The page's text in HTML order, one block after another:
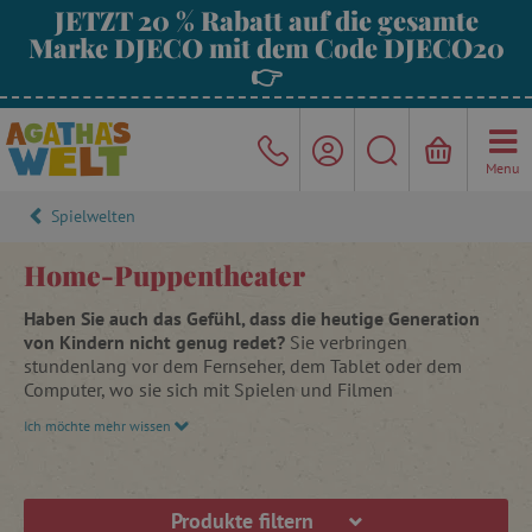
JETZT 20 % Rabatt auf die gesamte
Marke DJECO mit dem Code DJECO20
👉
Menu
Spielwelten
Home-Puppentheater
Haben Sie auch das Gefühl, dass die heutige Generation
von Kindern nicht genug redet? Sie verbringen
stundenlang vor dem Fernseher, dem Tablet oder dem
Computer, wo sie sich mit Spielen und Filmen
wir ändern!
verbessern und ihren Wortschatz zu erweitern. Bringen wir
Ich möchte mehr wissen
Produkte filtern